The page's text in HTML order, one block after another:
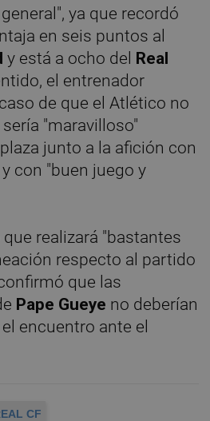
ya que recordó
en seis puntos al
y está a ocho del Real
el entrenador
de que el Atlético no
"maravilloso"
junto a la afición con
con "buen juego y
realizará "bastantes
respecto al partido
que las
Pape Gueye no deberían
encuentro ante el
CF